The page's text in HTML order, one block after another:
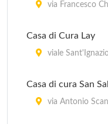
via Francesco
Casa di Cura Lay
viale
Casa di cura San
via Antonio